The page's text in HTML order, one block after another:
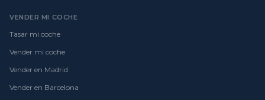
VENDER MI COCHE
Tasar mi coche
Vender mi coche
Vender en Madrid
Vender en Barcelona